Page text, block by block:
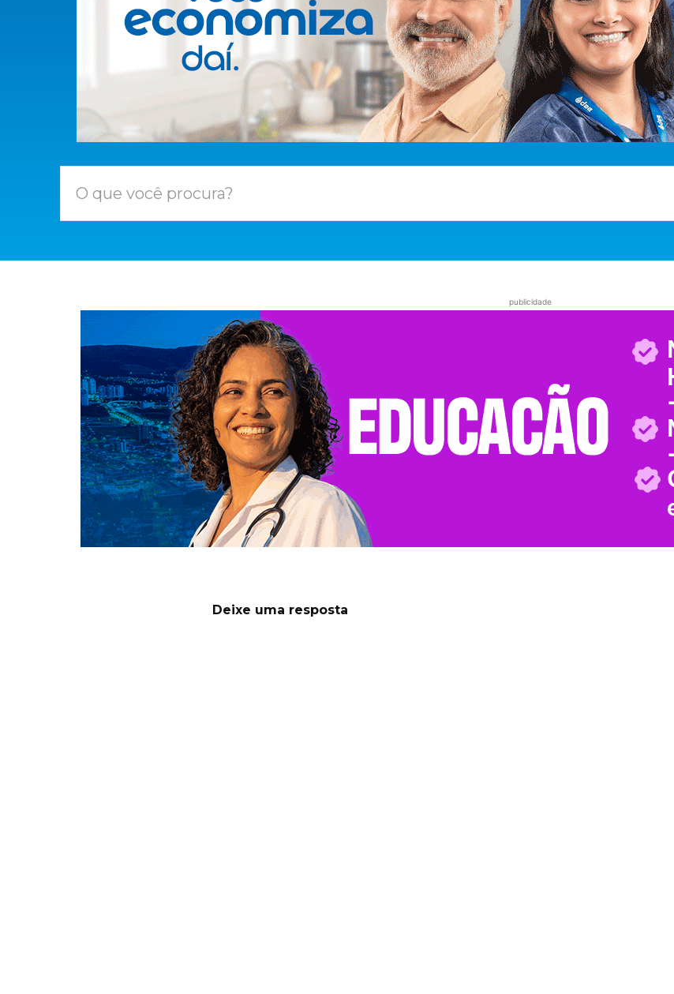
O que você procura?
publicidade
Deixe uma resposta